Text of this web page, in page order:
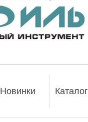
Новинки Каталог